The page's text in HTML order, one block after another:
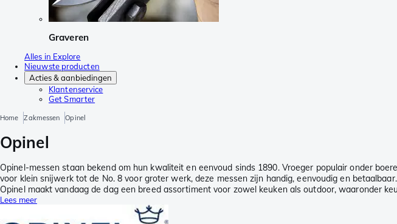
Graveren
Alles in Explore
Nieuwste producten
Acties & aanbiedingen
Klantenservice
Get Smarter
Home Zakmessen Opinel
Opinel
Opinel-messen staan bekend om hun kwaliteit en eenvoud sinds 1890. Vroeger populair onder
voor klein snijwerk tot de No. 8 voor groter werk, deze messen zijn handig, eenvoudig en
Opinel maakt vandaag de dag een breed assortiment voor zowel keuken als outdoor, waaronder
Lees meer